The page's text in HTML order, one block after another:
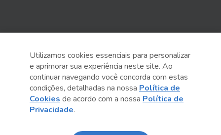
Serviço Social do Comércio
Administração Regional no Estado de São Paulo
Sesc São Paulo por aí:
Utilizamos cookies essenciais para personalizar
e aprimorar sua experiência neste site. Ao
continuar navegando você concorda com estas
condições, detalhadas na nossa Política de
Cookies de acordo com a nossa Política de
Privacidade.